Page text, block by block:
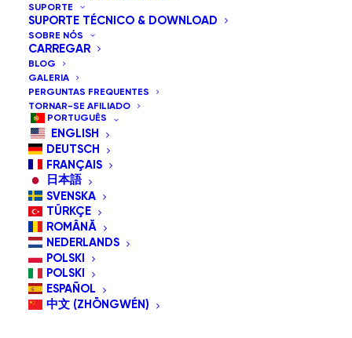
SUPORTE
SUPORTE TÉCNICO & DOWNLOAD
SOBRE NÓS
CARREGAR
BLOG
GALERIA
PERGUNTAS FREQUENTES
TORNAR-SE AFILIADO
PORTUGUÊS
ENGLISH
DEUTSCH
FRANÇAIS
日本語
SVENSKA
TÜRKÇE
ROMÂNĂ
NEDERLANDS
POLSKI
POLSKI
ESPAÑOL
中文 (ZHŌNGWÉN)
GAT03 Gravar e Tocar
Dinossauro